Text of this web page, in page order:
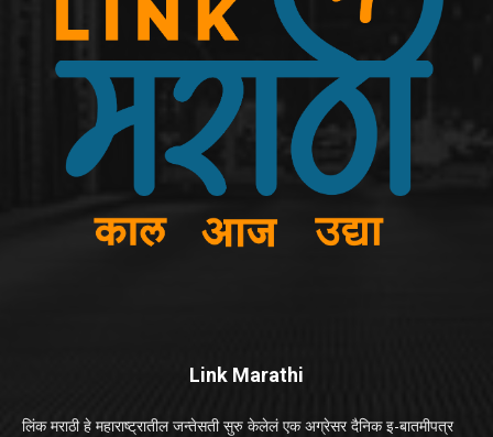
Link Marathi
लिंक मराठी हे महाराष्ट्रातील जन्तेसती सुरु केलेलं एक अग्रेसर दैनिक इ-बातमीपत्र